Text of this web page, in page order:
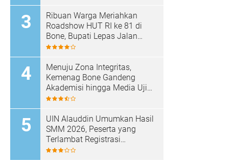
Ribuan Warga Meriahkan
Roadshow HUT RI ke 81 di
Bone, Bupati Lepas Jalan
Santai
Menuju Zona Integritas,
Kemenag Bone Gandeng
Akademisi hingga Media Uji
Standar Pelayanan
UIN Alauddin Umumkan Hasil
SMM 2026, Peserta yang
Terlambat Registrasi
Dianggap Mundur